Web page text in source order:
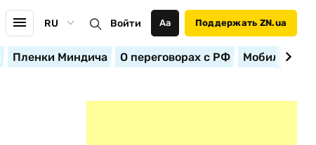
RU Войти Аа Поддержать ZN.ua
Пленки Миндича О переговорах с РФ